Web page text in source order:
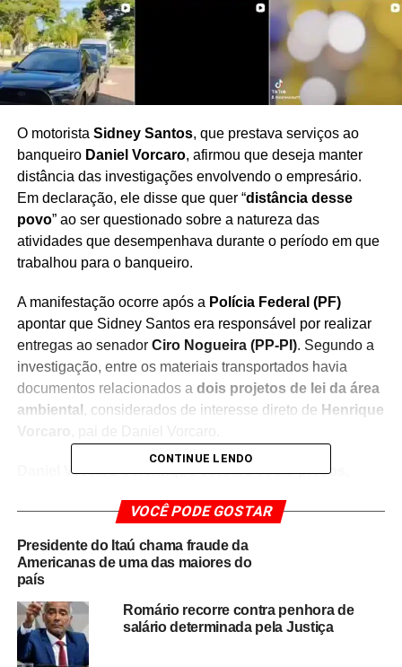
O motorista Sidney Santos, que prestava serviços ao
banqueiro Daniel Vorcaro, afirmou que deseja manter
distância das investigações envolvendo o empresário.
Em declaração, ele disse que quer “distância desse
povo” ao ser questionado sobre a natureza das
atividades que desempenhava durante o período em que
trabalhou para o banqueiro.
A manifestação ocorre após a Polícia Federal (PF)
apontar que Sidney Santos era responsável por realizar
entregas ao senador Ciro Nogueira (PP-PI). Segundo a
investigação, entre os materiais transportados havia
documentos relacionados a dois projetos de lei da área
ambiental, considerados de interesse direto de Henrique
Daniel Vorcaro e Henrique Vorcaro estão presos
pela Polícia Federal. As apurações buscam esclarecer a
relação entre a circulação desses documentos e
possíveis irregularidades envolvendo interesses privados
e articulações políticas.
Ao comentar o caso, Sidney Santos afirmou que apenas
executava seu trabalho como motorista e reforçou o
desejo de não ter qualquer envolvimento com os fatos
CONTINUE LENDO
VOCÊ PODE GOSTAR
Presidente do Itaú chama fraude da
Americanas de uma das maiores do
país
Romário recorre contra penhora de
salário determinada pela Justiça